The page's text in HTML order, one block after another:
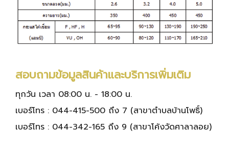
สอบถามข้อมูลสินค้าและบริการเพิ่มเติม
ทุกวัน เวลา 08:00 น. - 18:00 น.
เบอร์โทร : 044-415-500 ถึง 7 (สาขาตำบลบ้านโพธิ์)
เบอร์โทร : 044-342-165 ถึง 9 (สาขาโค้งวัดศาลาลอย)